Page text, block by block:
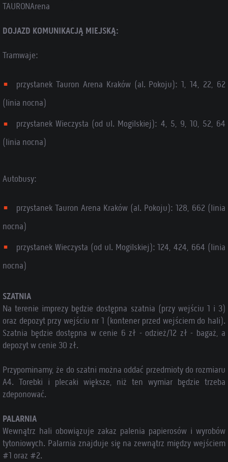
TAURONArena
DOJAZD KOMUNIKACJĄ MIEJSKĄ:
Tramwaje:
przystanek Tauron Arena Kraków (al. Pokoju): 1, 14, 22, 62
(linia nocna)
przystanek Wieczysta (od ul. Mogilskiej): 4, 5, 9, 10, 52, 64
(linia nocna)
Autobusy:
przystanek Tauron Arena Kraków (al. Pokoju): 128, 662 (linia
nocna)
przystanek Wieczysta (od ul. Mogilskiej): 124, 424, 664 (linia
nocna)
SZATNIA
Na terenie imprezy będzie dostępna szatnia (przy wejściu 1 i 3)
oraz depozyt przy wejściu nr 1 (kontener przed wejściem do hali).
Szatnia będzie dostępna w cenie 6 zł - odzież/12 zł - bagaż, a
depozyt w cenie 30 zł.
Przypominamy, że do szatni można oddać przedmioty do rozmiaru
A4. Torebki i plecaki większe, niż ten wymiar będzie trzeba
zdeponować.
PALARNIA
Wewnątrz hali obowiązuje zakaz palenia papierosów i wyrobów
tytoniowych. Palarnia znajduje się na zewnątrz między wejściem
#1 oraz #2.